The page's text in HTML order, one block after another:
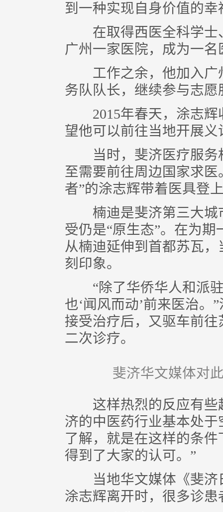
到一种实现自身价值的
在取得西医全科学士
广州一家医院，成为一名
工作之余，他加入广
务队队长，继续参与志愿
2015年春天，涂志辉
望他可以前往当地开展义
当时，斐济医疗服务
至需要前往周边国家求
者”的涂志辉带着医具登
楠迪是斐济第三大城
受仍是“原生态”。在为
从楠迪延伸到首都苏瓦
刻印象。
“除了华侨华人和派驻
也‘闻风而动’前来医治。
接受治疗后，又驱车前
二次诊疗。
斐济华文媒体对
这样热烈的反应有些
济的中医药行业基本处
了解，就是在这样的条
得到了大家的认可。”
当地华文媒体《斐济
涂志辉离开时，很多诊